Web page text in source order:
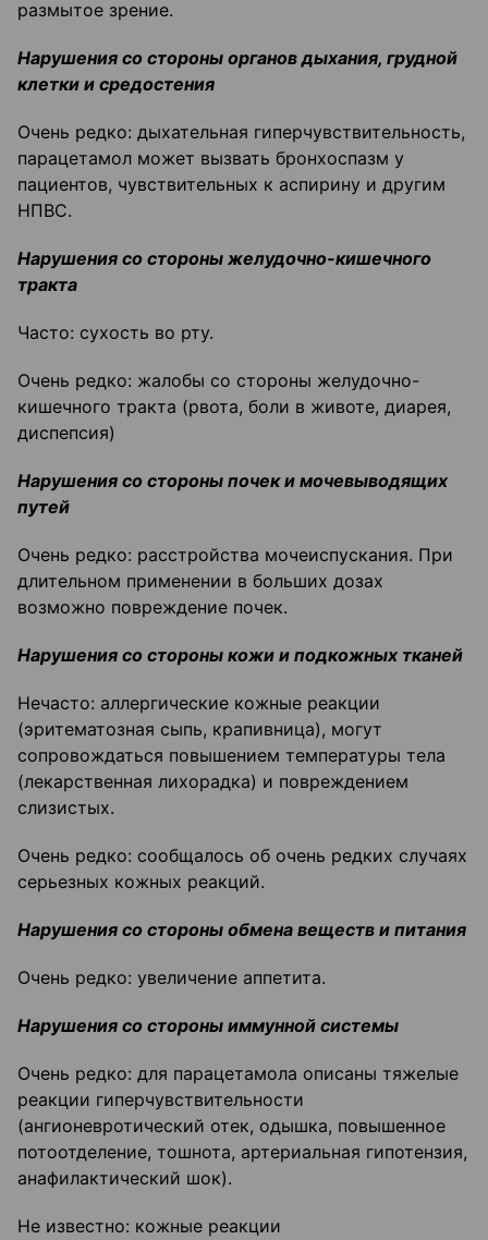
размытое зрение.
Нарушения со стороны органов дыхания, грудной
клетки и средостения
Очень редко: дыхательная гиперчувствительность,
парацетамол может вызвать бронхоспазм у
пациентов, чувствительных к аспирину и другим
НПВС.
Нарушения со стороны желудочно-кишечного
тракта
Часто: сухость во рту.
Очень редко: жалобы со стороны желудочно-
кишечного тракта (рвота, боли в животе, диарея,
диспепсия)
Нарушения со стороны почек и мочевыводящих
путей
Очень редко: расстройства мочеиспускания. При
длительном применении в больших дозах
возможно повреждение почек.
Нарушения со стороны кожи и подкожных тканей
Нечасто: аллергические кожные реакции
(эритематозная сыпь, крапивница), могут
сопровождаться повышением температуры тела
(лекарственная лихорадка) и повреждением
слизистых.
Очень редко: сообщалось об очень редких случаях
серьезных кожных реакций.
Нарушения со стороны обмена веществ и питания
Очень редко: увеличение аппетита.
Нарушения со стороны иммунной системы
Очень редко: для парацетамола описаны тяжелые
реакции гиперчувствительности
(ангионевротический отек, одышка, повышенное
потоотделение, тошнота, артериальная гипотензия,
анафилактический шок).
Не известно: кожные реакции